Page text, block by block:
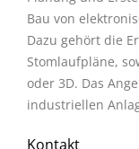
Bau von
Dazu gehört die
Stomlaufpläne,
oder 3D. Das
industriellen
Kontakt